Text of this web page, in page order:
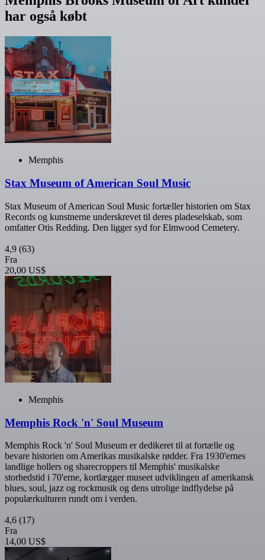
har også købt
Memphis
Stax Museum of American Soul Music
Stax Museum of American Soul Music fortæller historien om Stax
Records og kunstnerne underskrevet til deres pladeselskab, som
omfatter Otis Redding. Den ligger syd for Elmwood Cemetery.
4,9 (63)
Fra
20,00 US$
Memphis
Memphis Rock 'n' Soul Museum
Memphis Rock 'n' Soul Museum er dedikeret til at fortælle og
bevare historien om Amerikas musikalske rødder. Fra 1930'ernes
landlige hollers og sharecroppers til Memphis' musikalske
storhedstid i 70'erne, kortlægger museet udviklingen af amerikansk
blues, soul, jazz og rockmusik og dens utrolige indflydelse på
populærkulturen rundt om i verden.
4,6 (17)
Fra
14,00 US$